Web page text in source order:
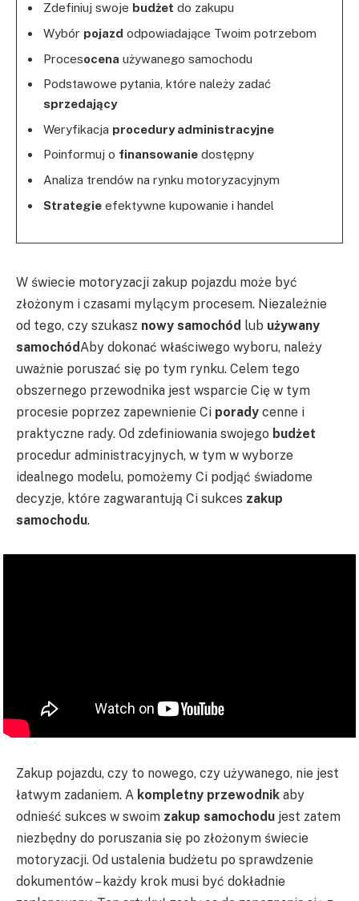
Zdefiniuj swoje budżet do zakupu
Wybór pojazd odpowiadające Twoim potrzebom
Procesocena używanego samochodu
Podstawowe pytania, które należy zadać
sprzedający
Weryfikacja procedury administracyjne
Poinformuj o finansowaniedostępny
Analiza trendów na rynku motoryzacyjnym
Strategieefektywne kupowanie i handel
W świecie motoryzacji zakup pojazdu może być
złożonym i czasami mylącym procesem. Niezależnie
od tego, czy szukasz nowy samochód lub używany
samochódAby dokonać właściwego wyboru, należy
uważnie poruszać się po tym rynku. Celem tego
obszernego przewodnika jest wsparcie Cię w tym
procesie poprzez zapewnienie Ci porady cenne i
praktyczne rady. Od zdefiniowania swojego budżet
procedur administracyjnych, w tym w wyborze
idealnego modelu, pomożemy Ci podjąć świadome
decyzje, które zagwarantują Ci sukces zakup
samochodu.
Zakup pojazdu, czy to nowego, czy używanego, nie jest
łatwym zadaniem. A kompletny przewodnik aby
odnieść sukces w swoim zakup samochodu jest zatem
niezbędny do poruszania się po złożonym świecie
motoryzacji. Od ustalenia budżetu po sprawdzenie
dokumentów – każdy krok musi być dokładnie